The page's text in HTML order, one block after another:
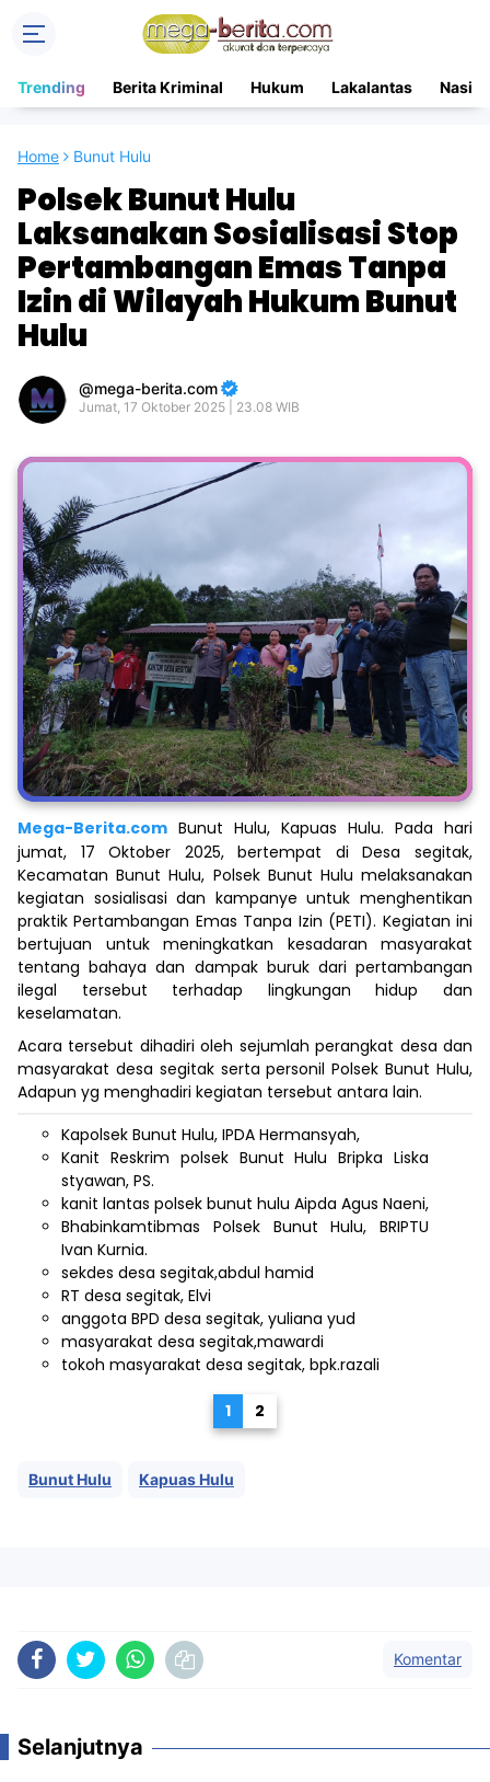
Trending Berita Kriminal Hukum Lakalantas
Home Bunut Hulu
Polsek Bunut Hulu
Laksanakan Sosialisasi Stop
Pertambangan Emas Tanpa
Izin di Wilayah Hukum Bunut
Hulu
mega-berita.com
Jumat, 17 Oktober 2025 | 23.08 WIB
Mega-Berita.com Bunut Hulu, Kapuas Hulu. Pada hari
jumat, 17 Oktober 2025, bertempat di Desa segitak,
Kecamatan Bunut Hulu, Polsek Bunut Hulu melaksanakan
kegiatan sosialisasi dan kampanye untuk menghentikan
praktik Pertambangan Emas Tanpa Izin (PETI). Kegiatan ini
bertujuan untuk meningkatkan kesadaran masyarakat
tentang bahaya dan dampak buruk dari pertambangan
ilegal tersebut terhadap lingkungan hidup dan
keselamatan.
Acara tersebut dihadiri oleh sejumlah perangkat desa dan
masyarakat desa segitak serta personil Polsek Bunut Hulu,
Adapun yg menghadiri kegiatan tersebut antara lain.
Kapolsek Bunut Hulu, IPDA Hermansyah,
Kanit Reskrim polsek Bunut Hulu Bripka Liska
styawan, PS.
kanit lantas polsek bunut hulu Aipda Agus Naeni,
Bhabinkamtibmas Polsek Bunut Hulu, BRIPTU
Ivan Kurnia.
sekdes desa segitak,abdul hamid
RT desa segitak, Elvi
anggota BPD desa segitak, yuliana yud
masyarakat desa segitak,mawardi
tokoh masyarakat desa segitak, bpk.razali
1 2
Bunut Hulu Kapuas Hulu
Komentar
Selanjutnya